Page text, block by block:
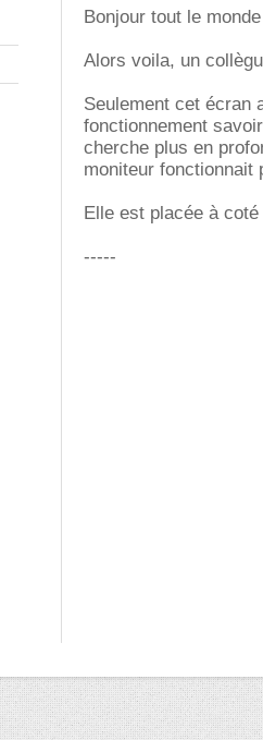
Bonjour tout le
Alors voila, un
Seulement cet écran
fonctionnement
cherche plus en
moniteur fonctionnait
Elle est placée à
-----